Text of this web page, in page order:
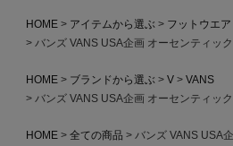
HOME アイテムから選ぶ フットウエア
バンズ VANS USA企画 オーセンティック
HOME ブランドから選ぶ V
VANS
バンズ VANS USA企画 オーセンティック
HOME 全ての商品 バンズ VANS USA